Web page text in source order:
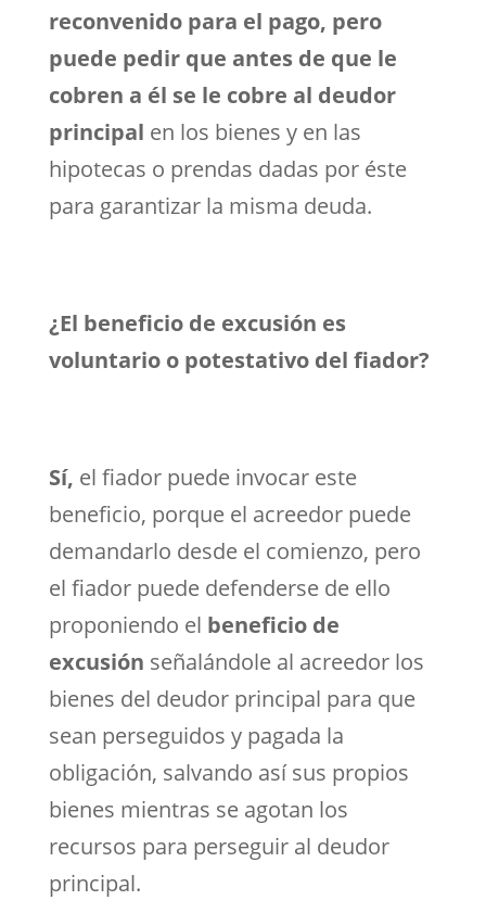
reconvenido para el pago, pero
puede pedir que antes de que le
cobren a él se le cobre al deudor
principal en los bienes y en las
hipotecas o prendas dadas por éste
para garantizar la misma deuda.
¿El beneficio de excusión es
voluntario o potestativo del fiador?
Sí, el fiador puede invocar este
beneficio, porque el acreedor puede
demandarlo desde el comienzo, pero
el fiador puede defenderse de ello
proponiendo el beneficio de
excusión señalándole al acreedor los
bienes del deudor principal para que
sean perseguidos y pagada la
obligación, salvando así sus propios
bienes mientras se agotan los
recursos para perseguir al deudor
principal.